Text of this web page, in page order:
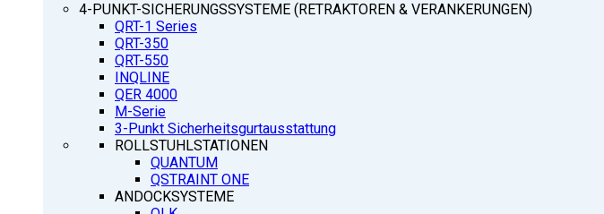
4-PUNKT-SICHERUNGSSYSTEME (RETRAKTOREN & VERANKERUNGEN)
QRT-1 Series
QRT-350
QRT-550
INQLINE
QER 4000
M-Serie
3-Punkt Sicherheitsgurtausstattung
ROLLSTUHLSTATIONEN
QUANTUM
QSTRAINT ONE
ANDOCKSYSTEME